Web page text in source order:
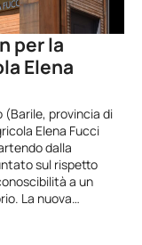
per la
Elena
(Barile, provincia di
Elena Fucci
dalla
sul rispetto
a un
La nuova…